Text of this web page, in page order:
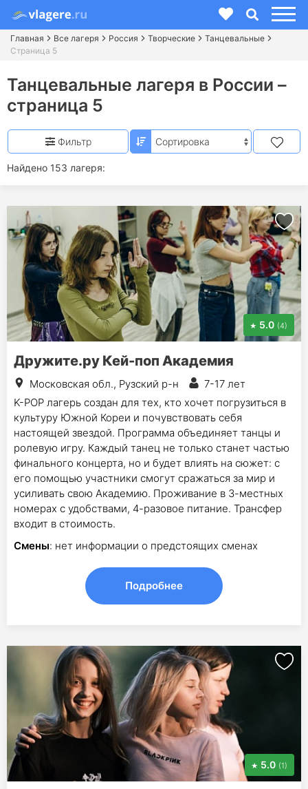
Главная Все лагеря Россия Творческие
Танцевальные
Страница 5
Танцевальные лагеря в России –
страница 5
Найдено 153 лагеря:
Фильтр
5.0 (4)
Дружите.ру Кей-поп Академия
Московская обл., Рузский р-н
7-17 лет
K-POP лагерь создан для тех, кто хочет погрузиться в
культуру Южной Кореи и почувствовать себя
настоящей звездой. Программа объединяет танцы и
ролевую игру. Каждый танец не только станет частью
финального концерта, но и будет влиять на сюжет: с
его помощью участники смогут сражаться за мир и
усиливать свою Академию. Проживание в 3-местных
номерах с удобствами, 4-разовое питание. Трансфер
входит в стоимость.
Смены: нет информации о предстоящих сменах
Подробнее
5.0 (1)